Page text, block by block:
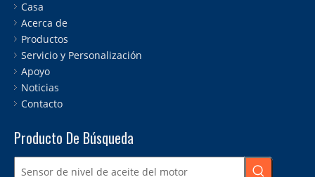
Casa
Acerca de
Productos
Servicio y Personalización
Apoyo
Noticias
Contacto
Producto De Búsqueda